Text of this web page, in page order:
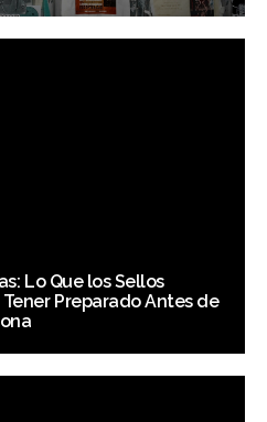
Lo Que los Sellos
Preparado Antes de